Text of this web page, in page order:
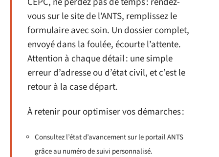
vous sur le site de l’ANTS, remplissez le
formulaire avec soin. Un dossier complet,
envoyé dans la foulée, écourte l’attente.
Attention à chaque détail : une simple
erreur d’adresse ou d’état civil, et c’est le
retour à la case départ.
À retenir pour optimiser vos démarches :
Consultez l’état d’avancement sur le portail ANTS
grâce au numéro de suivi personnalisé.